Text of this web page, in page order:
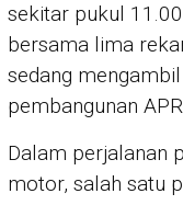
sekitar pukul
bersama lima
sedang
pembangunan
Dalam perjalanan
motor, salah satu